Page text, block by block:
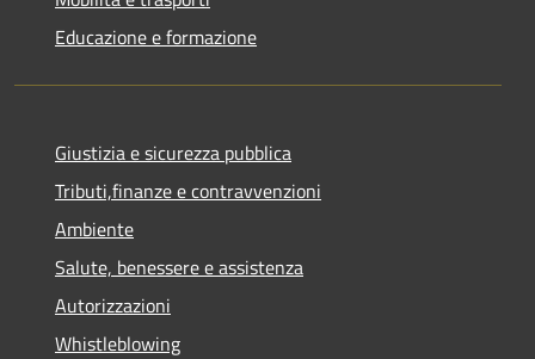
Educazione e formazione
Giustizia e sicurezza pubblica
Tributi,finanze e contravvenzioni
Ambiente
Salute, benessere e assistenza
Autorizzazioni
Whistleblowing